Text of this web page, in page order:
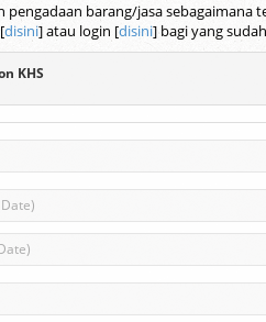
pengadaan barang/jasa
disini] atau login [disini] bagi yang
KHS